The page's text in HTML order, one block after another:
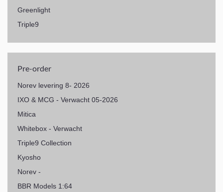
Greenlight
Triple9
Pre-order
Norev levering 8- 2026
IXO & MCG - Verwacht 05-2026
Mitica
Whitebox - Verwacht
Triple9 Collection
Kyosho
Norev -
BBR Models 1:64